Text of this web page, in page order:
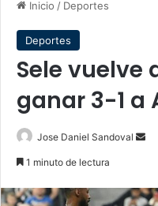
Inicio / Deportes
Deportes
Sele vuelve
ganar 3-1 a
Jose Daniel Sandoval
1 minuto de lectura